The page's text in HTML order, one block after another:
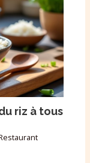
riz à tous